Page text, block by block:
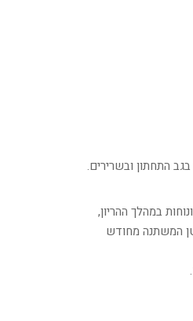
במהלך ההריון,
המשתנה מחודש